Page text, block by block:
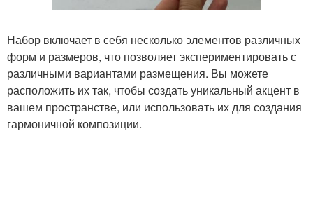
Набор включает в себя несколько элементов различных
форм и размеров, что позволяет экспериментировать с
различными вариантами размещения. Вы можете
расположить их так, чтобы создать уникальный акцент в
вашем пространстве, или использовать их для создания
гармоничной композиции.